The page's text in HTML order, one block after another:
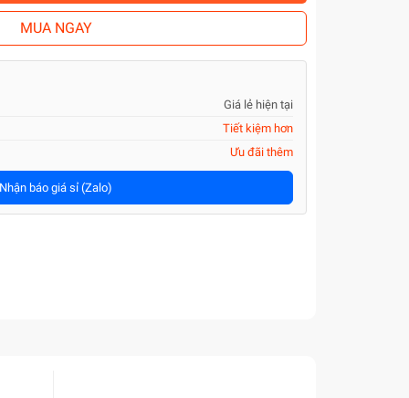
MUA NGAY
Giá lẻ hiện tại
Tiết kiệm hơn
Ưu đãi thêm
Nhận báo giá sỉ (Zalo)